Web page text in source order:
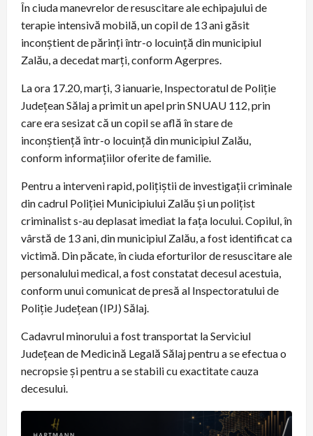
În ciuda manevrelor de resuscitare ale echipajului de
terapie intensivă mobilă, un copil de 13 ani găsit
inconştient de părinţi într-o locuinţă din municipiul
Zalău, a decedat marţi, conform Agerpres.
La ora 17.20, marţi, 3 ianuarie, Inspectoratul de Poliţie
Judeţean Sălaj a primit un apel prin SNUAU 112, prin
care era sesizat că un copil se află în stare de
inconştienţă într-o locuinţă din municipiul Zalău,
conform informaţiilor oferite de familie.
Pentru a interveni rapid, poliţiştii de investigaţii criminale
din cadrul Poliţiei Municipiului Zalău şi un poliţist
criminalist s-au deplasat imediat la faţa locului. Copilul, în
vârstă de 13 ani, din municipiul Zalău, a fost identificat ca
victimă. Din păcate, în ciuda eforturilor de resuscitare ale
personalului medical, a fost constatat decesul acestuia,
conform unui comunicat de presă al Inspectoratului de
Poliţie Judeţean (IPJ) Sălaj.
Cadavrul minorului a fost transportat la Serviciul
Judeţean de Medicină Legală Sălaj pentru a se efectua o
necropsie şi pentru a se stabili cu exactitate cauza
decesului.